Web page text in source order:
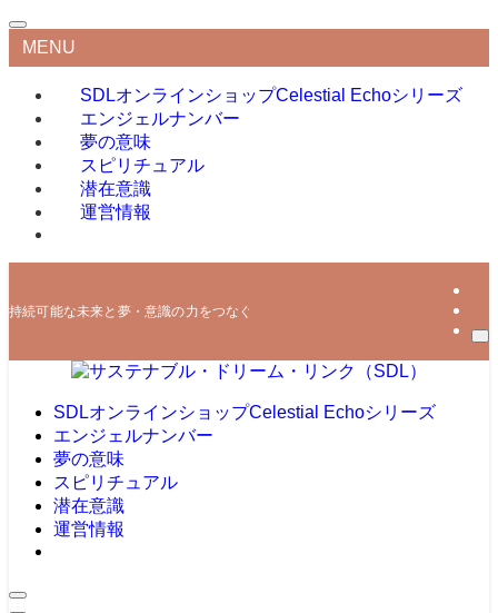
MENU
SDLオンラインショップCelestial Echoシリーズ
エンジェルナンバー
夢の意味
スピリチュアル
潜在意識
運営情報
持続可能な未来と夢・意識の力をつなぐ
SDLオンラインショップCelestial Echoシリーズ
エンジェルナンバー
夢の意味
スピリチュアル
潜在意識
運営情報